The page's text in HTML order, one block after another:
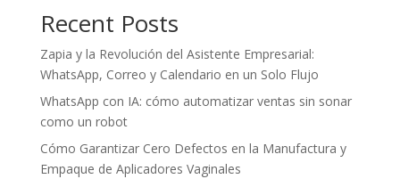
Recent Posts
Zapia y la Revolución del Asistente Empresarial:
WhatsApp, Correo y Calendario en un Solo Flujo
WhatsApp con IA: cómo automatizar ventas sin sonar
como un robot
Cómo Garantizar Cero Defectos en la Manufactura y
Empaque de Aplicadores Vaginales